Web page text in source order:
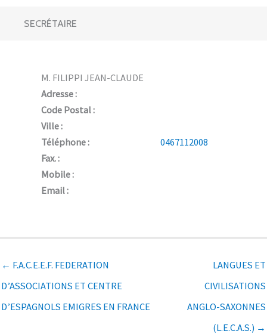
SECRÉTAIRE
M. FILIPPI JEAN-CLAUDE
Adresse :
Code Postal :
Ville :
Téléphone :
0467112008
Fax. :
Mobile :
Email :
← F.A.C.E.E.F. FEDERATION
D’ASSOCIATIONS ET CENTRE
D’ESPAGNOLS EMIGRES EN FRANCE
LANGUES ET
CIVILISATIONS
ANGLO-SAXONNES
(L.E.C.A.S.) →